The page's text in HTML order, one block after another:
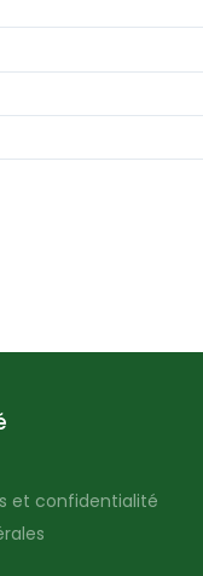
et confidentialité